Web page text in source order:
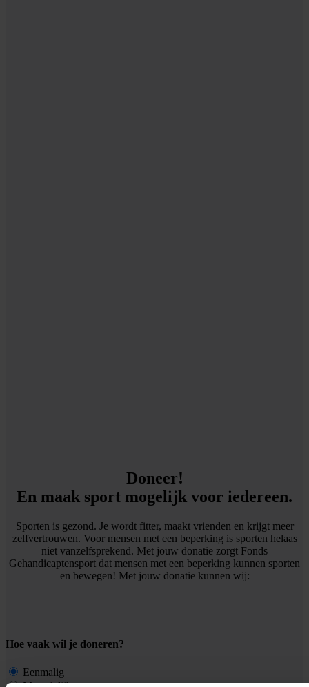
Doneer!
En maak sport mogelijk voor iedereen.
Sporten is gezond. Je wordt fitter, maakt vrienden en krijgt meer
zelfvertrouwen. Voor mensen met een beperking is sporten helaas
niet vanzelfsprekend. Met jouw donatie zorgt Fonds
Gehandicaptensport dat mensen met een beperking kunnen sporten
en bewegen! Met jouw donatie kunnen wij:
Hoe vaak wil je doneren?
Eenmalig